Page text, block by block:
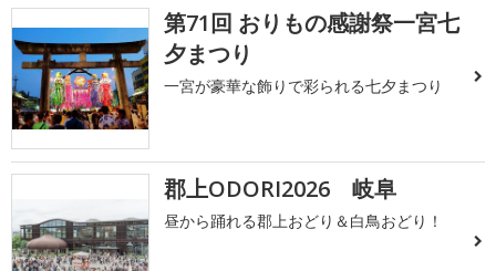
第71回 おりもの感謝祭一宮七
夕まつり
一宮が豪華な飾りで彩られる七夕まつり
郡上ODORI2026 岐阜
昼から踊れる郡上おどり＆白鳥おどり！